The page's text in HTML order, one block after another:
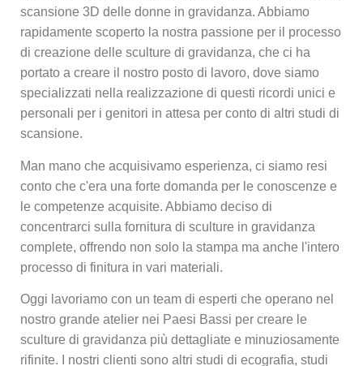
scansione 3D delle donne in gravidanza. Abbiamo
rapidamente scoperto la nostra passione per il processo
di creazione delle sculture di gravidanza, che ci ha
portato a creare il nostro posto di lavoro, dove siamo
specializzati nella realizzazione di questi ricordi unici e
personali per i genitori in attesa per conto di altri studi di
scansione.
Man mano che acquisivamo esperienza, ci siamo resi
conto che c'era una forte domanda per le conoscenze e
le competenze acquisite. Abbiamo deciso di
concentrarci sulla fornitura di sculture in gravidanza
complete, offrendo non solo la stampa ma anche l'intero
processo di finitura in vari materiali.
Oggi lavoriamo con un team di esperti che operano nel
nostro grande atelier nei Paesi Bassi per creare le
sculture di gravidanza più dettagliate e minuziosamente
rifinite. I nostri clienti sono altri studi di ecografia, studi